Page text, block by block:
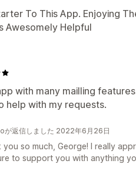
To This App. Enjoying
Awesomely Helpful
with many mailling
help with my requests.
が返信しました 2022年6月26日
you so much, George! I really
to support you with anything